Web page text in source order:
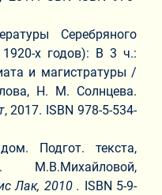
Серебряного
х годов): В 3 ч.:
и магистратуры /
Н. М. Солнцева.
, 2017. ISBN 978-5-534-
Подгот. текста,
М.В.Михайловой,
Лак, 2010 .
ISBN 5-9-